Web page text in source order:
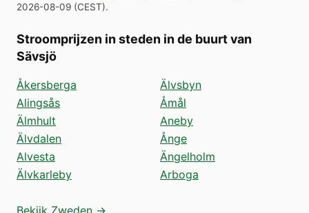
2026-08-09 (CEST).
Stroomprijzen in steden in de buurt van
Sävsjö
Åkersberga
Alingsås
Älmhult
Älvdalen
Alvesta
Älvkarleby
Älvsbyn
Åmål
Aneby
Ånge
Ängelholm
Arboga
Bekijk Zweden →